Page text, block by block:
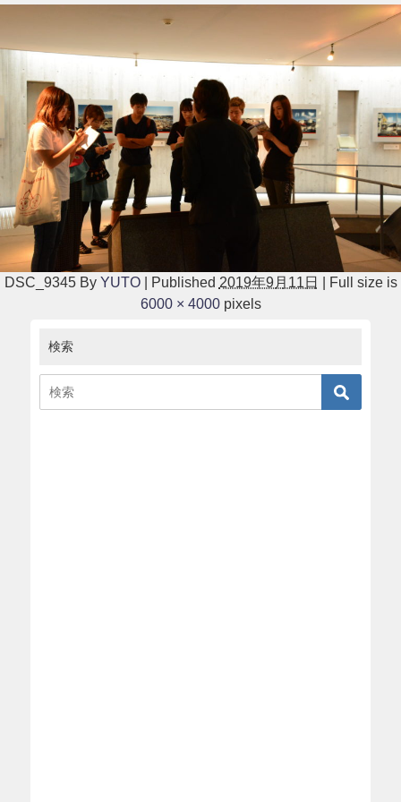
DSC_9345 By YUTO Published 2019年9月11日
Full size is
6000 × 4000pixels
検索